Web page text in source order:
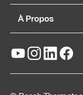
À Propos